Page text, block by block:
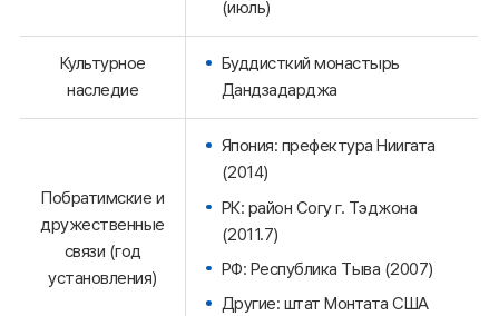
(июль)
Культурное
наследие
Буддисткий монастырь
Дандзадарджа
Побратимские и
дружественные
связи (год
установления)
Япония: префектура Ниигата
(2014)
РК: район Согу г. Тэджона
(2011.7)
РФ: Республика Тыва (2007)
Другие: штат Монтата США